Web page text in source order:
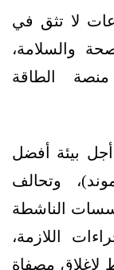
لا تثق في
والسلامة،
الطاقة
بيئة أفضل
وتحالف
الناشطة
اللازمة،
لإغلاق مصفاة